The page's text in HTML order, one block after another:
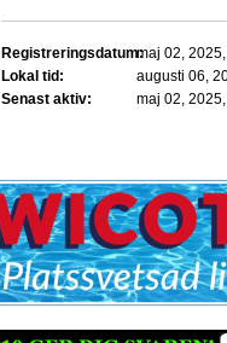
Registreringsdatum:maj 02,
Lokal tid:
augusti 06,
Senast aktiv:
maj 02,